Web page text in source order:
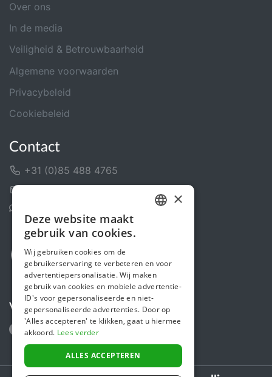
Over ons
In de media
Veiligheid & Betrouwbaarheid
Algemene voorwaarden
Privacybeleid
Cookiebeleid
Contact
+31 (0)85 488 4765
Volg ons
ENGLISH
×
Deze website maakt
gebruik van cookies.
Wij gebruiken cookies om de
gebruikerservaring te verbeteren en voor
advertentiepersonalisatie. Wij maken
gebruik van cookies en mobiele advertentie-
ID's voor gepersonaliseerde en niet-
gepersonaliseerde advertenties. Door op
'Alles accepteren' te klikken, gaat u hiermee
akkoord. Lees verder
ALLES ACCEPTEREN